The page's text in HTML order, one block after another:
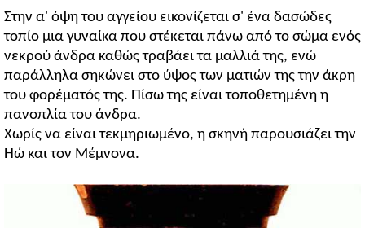
Στην α' όψη του αγγείου εικονίζεται σ' ένα δασώδες
τοπίο μια γυναίκα που στέκεται πάνω από το σώμα ενός
νεκρού άνδρα καθώς τραβάει τα μαλλιά της, ενώ
παράλληλα σηκώνει στο ύψος των ματιών της την άκρη
του φορέματός της. Πίσω της είναι τοποθετημένη η
πανοπλία του άνδρα.
Χωρίς να είναι τεκμηριωμένο, η σκηνή παρουσιάζει την
Ηώ και τον Μέμνονα.